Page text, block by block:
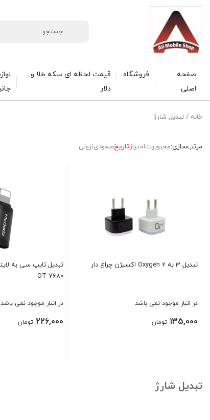
صفحه
اصلی
فروشگاه
قیمت لحظه ای سکه طلا و
دلار
خانه / تبدیل شارژ
مرتب‌سازی:محبوبیتامتیازتاریخصعودینزولی
تبدیل 3 به 2 Oxygen اکسیژن چراغ دار
در انبار موجود نمی باشد
135,000 تومان
تبدیل تایپ سی به
OT-7680
در انبار موجود نمی باشد
226,000 تومان
تبدیل شارژ